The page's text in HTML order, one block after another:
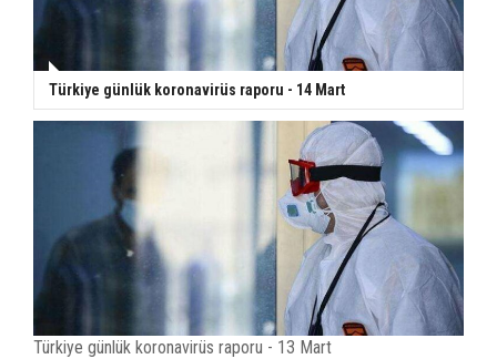
Türkiye günlük koronavirüs raporu - 14 Mart
Türkiye günlük koronavirüs raporu - 13 Mart